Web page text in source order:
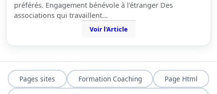
préférés. Engagement bénévole à l'étranger Des
associations qui travaillent…
Voir l'Article
Pages sites Formation Coaching
Page Html